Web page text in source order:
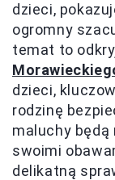
dzieci,
ogromny
temat to
dzieci,
rodzinę
maluchy będą
swoimi
delikatną